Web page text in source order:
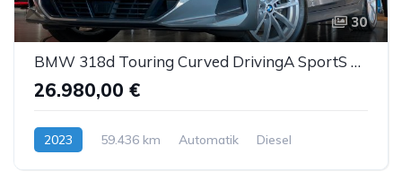
30
BMW 318d Touring Curved DrivingA SportS Kam LED ACC
26.980,00 €
2023 59.436 km Automatik Diesel